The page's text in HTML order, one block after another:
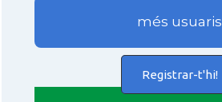
més usuaris
Registrar-t'hi!